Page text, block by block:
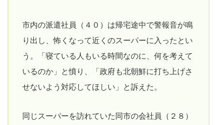
市内の派遣社員（４０）は帰宅途中で警報音が鳴
り出し、怖くなって近くのスーパーに入ったとい
う。「寝ている人もいる時間なのに、何を考えて
いるのか」と憤り、「政府も北朝鮮に打ち上げさ
せないよう対応してほしい」と訴えた。
同じスーパーを訪れていた同市の会社員（２８）